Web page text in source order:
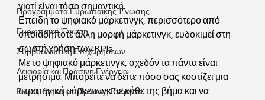
Προγράμματα Ευρωπαϊκής Ένωσης
Ευρωπαϊκή Ένωση
Συμβουλευτική Επιχειρήσεων
Αειφορία και Πράσινη Ενέργεια
Βιωσιμότητα και Πράσινη Ενέργεια
γιατί είναι τόσο σημαντική;
Επειδή το ψηφιακό μάρκετινγκ, περισσότερο από
οποιαδήποτε άλλη μορφή μάρκετινγκ, ευδοκιμεί στη
σωστή χρήση των KPIs.
Με το ψηφιακό μάρκετινγκ, σχεδόν τα πάντα είναι
μετρήσιμα. Μπορείτε να δείτε πόσο σας κοστίζει μια
στρατηγική μάρκετινγκ σε κάθε της βήμα και να